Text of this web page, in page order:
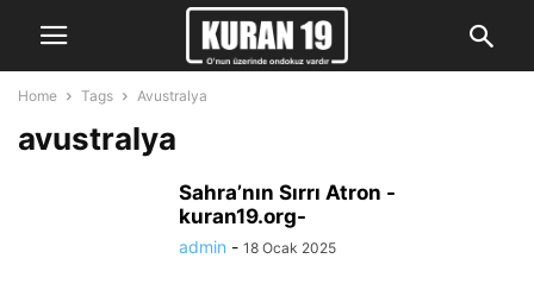
Home Tags Avustralya
avustralya
Sahra’nın Sırrı Atron -
kuran19.org-
admin - 18 Ocak 2025